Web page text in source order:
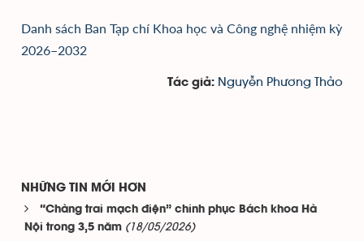
Danh sách Ban Tạp chí Khoa học và Công nghệ nhiệm kỳ
2026–2032
Tác giả: Nguyễn Phương Thảo
NHỮNG TIN MỚI HƠN
“Chàng trai mạch điện” chinh phục Bách khoa Hà
Nội trong 3,5 năm (18/05/2026)